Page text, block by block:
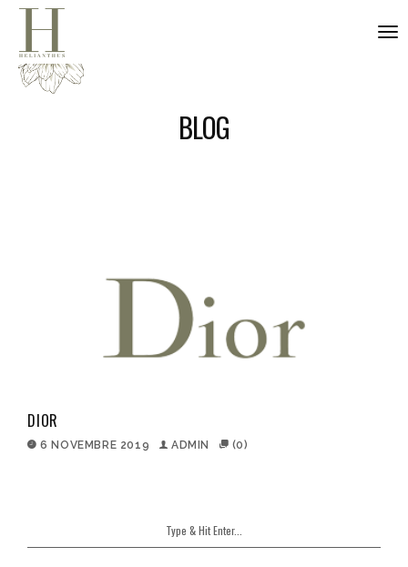
BLOG
DIOR
6 NOVEMBRE 2019 ADMIN (0)